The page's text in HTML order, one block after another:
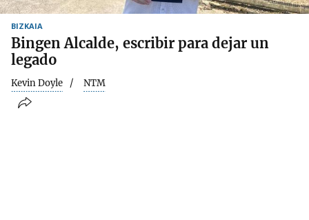
BIZKAIA
Bingen Alcalde, escribir para dejar un
legado
Kevin Doyle NTM